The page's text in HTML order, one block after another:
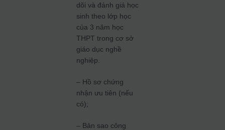
dõi và đánh giá học
sinh theo lớp học
của 3 năm học
THPT trong cơ sở
giáo dục nghề
nghiệp.
– Hồ sơ chứng
nhận ưu tiên (nếu
có);
– Bản sao công